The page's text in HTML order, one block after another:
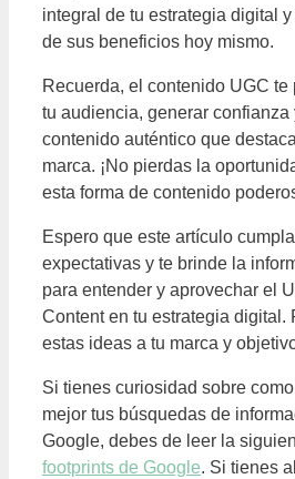
integral de tu estrategia digital
de sus beneficios hoy mismo.
Recuerda, el contenido UGC te
tu audiencia, generar
contenido auténtico que
marca. ¡No pierdas la
esta forma de contenido
Espero que este artículo
expectativas y te brinde la
para entender y aprovechar el
Content en tu estrategia digital.
estas ideas a tu marca y
Si tienes curiosidad sobre
mejor tus búsquedas de
Google, debes de leer la
footprints de Google. Si tienes